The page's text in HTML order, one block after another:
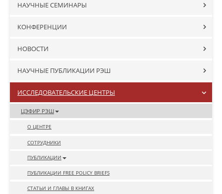
НАУЧНЫЕ СЕМИНАРЫ
КОНФЕРЕНЦИИ
НОВОСТИ
НАУЧНЫЕ ПУБЛИКАЦИИ РЭШ
ИССЛЕДОВАТЕЛЬСКИЕ ЦЕНТРЫ
ЦЭФИР РЭШ
О ЦЕНТРЕ
СОТРУДНИКИ
ПУБЛИКАЦИИ
ПУБЛИКАЦИИ FREE POLICY BRIEFS
СТАТЬИ И ГЛАВЫ В КНИГАХ